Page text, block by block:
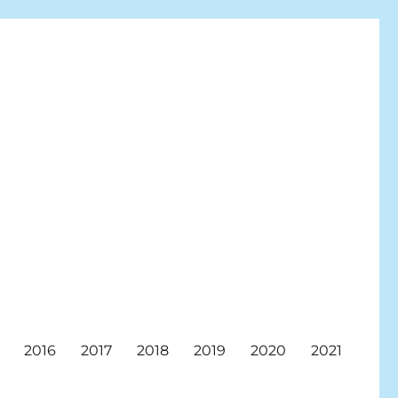
2016 2017 2018 2019 2020 2021